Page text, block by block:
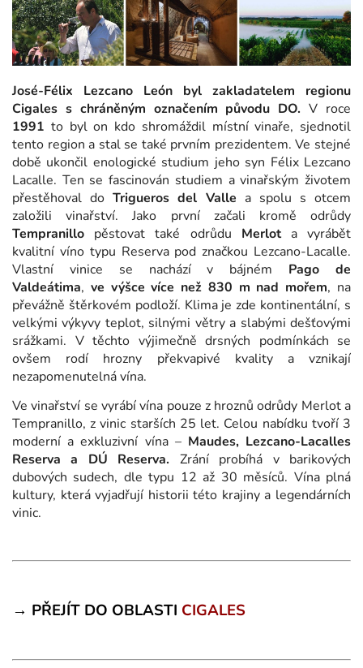
José-Félix Lezcano León byl zakladatelem regionu
Cigales s chráněným označením původu DO. V roce
1991 to byl on kdo shromáždil místní vinaře, sjednotil
tento region a stal se také prvním prezidentem. Ve stejné
době ukončil enologické studium jeho syn Félix Lezcano
Lacalle. Ten se fascinován studiem a vinařským životem
přestěhoval doTrigueros del Valle a spolu s otcem
založili vinařství. Jako první začali kromě odrůdy
Tempranillo pěstovat také odrůdu Merlota vyrábět
kvalitní víno typu Reserva pod značkou Lezcano-Lacalle.
Vlastní vinice se nachází v bájném Pago de
Valdeátima, ve výšce více než 830 m nad mořem, na
převážně štěrkovém podloží. Klima je zde kontinentální, s
velkými výkyvy teplot, silnými větry a slabými dešťovými
srážkami. V těchto výjimečně drsných podmínkách se
ovšem rodí hrozny překvapivé kvality a vznikají
nezapomenutelná vína.
Ve vinařství se vyrábí vína pouze z hroznů odrůdy Merlot a
Tempranillo, z vinic starších 25 let. Celou nabídku tvoří 3
moderní a exkluzivní vína – Maudes, Lezcano-Lacalles
Reserva a DÚ Reserva. Zrání probíhá v barikových
dubových sudech, dle typu 12 až 30 měsíců. Vína plná
kultury, která vyjadřují historii této krajiny a legendárních
vinic.
→ PŘEJÍT DO OBLASTI CIGALES